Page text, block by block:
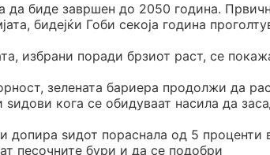
да биде завршен до 2050 година.
бидејќи Гоби секоја година
избрани поради брзиот раст, се
зелената бариера продолжи да
кога се обидуваат насила да
допира ѕидот пораснала од 5 проценти
песочните бури и да се подобри